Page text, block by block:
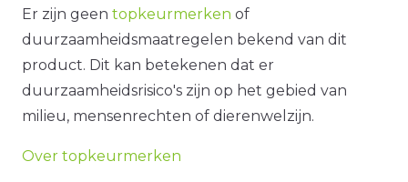
Er zijn geen topkeurmerken of
duurzaamheidsmaatregelen bekend van dit
product. Dit kan betekenen dat er
duurzaamheidsrisico's zijn op het gebied van
milieu, mensenrechten of dierenwelzijn.
Over topkeurmerken